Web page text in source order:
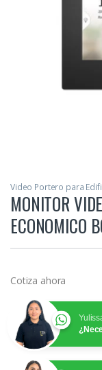
Video Portero para
MONITOR
ECONOMICO
Cotiza ahora